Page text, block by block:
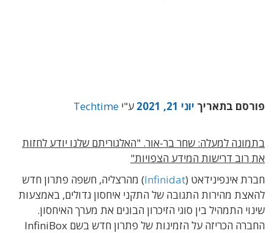
פורסם בתאריך יוני 21, 2021 ע"י Techtime
בתמונה למעלה: שחר בר-אור. "האלגוריתם שלנו יודע לחזות
את רוב דרישות המידע הצפויות"
חברת אינפינידאט (Infinidat) מהרצליה, חשפה פתרון חדש
להאצת מהירות התגובה של התקני איחסון גדולים, באמצעות
שינוי התמהיל בין סוגי הזיכרון הבונים את מערך האיחסון.
החברה הכריזה על הזמינות של פתרון חדש בשם InfiniBox